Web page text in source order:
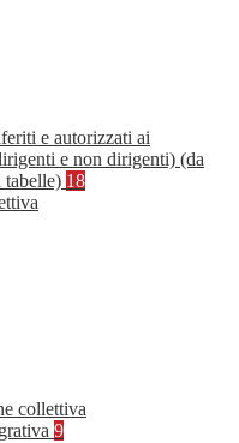
e autorizzati ai
e non dirigenti) (da
tabelle) 18
collettiva
9